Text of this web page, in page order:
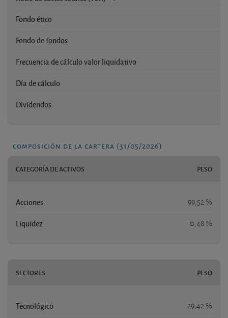
Fondo ético
Fondo de fondos
Frecuencia de cálculo valor liquidativo
Día de cálculo
Dividendos
composición de la cartera (31/05/2026)
CATEGORÍA DE ACTIVOS PESO
Acciones 99,52 %
Liquidez 0,48 %
SECTORES PESO
Tecnológico 29,42 %